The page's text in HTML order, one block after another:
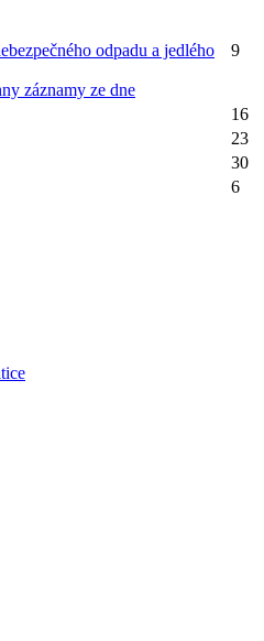
odpadu a jedlého
záznamy ze dne
9
16
23
30
6